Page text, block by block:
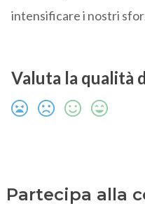
intensificare i nostri
Valuta la qualità
Partecipa alla